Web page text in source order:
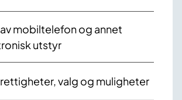
mobiltelefon og annet
utstyr
valg og muligheter